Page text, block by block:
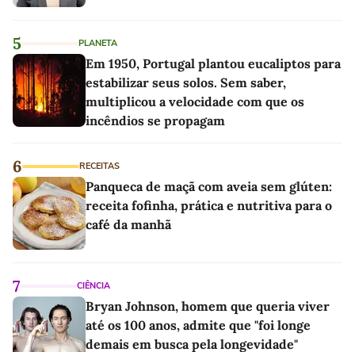
5 PLANETA
Em 1950, Portugal plantou eucaliptos para
estabilizar seus solos. Sem saber,
multiplicou a velocidade com que os
incêndios se propagam
6 RECEITAS
Panqueca de maçã com aveia sem glúten:
receita fofinha, prática e nutritiva para o
café da manhã
7 CIÊNCIA
Bryan Johnson, homem que queria viver
até os 100 anos, admite que "foi longe
demais em busca pela longevidade"